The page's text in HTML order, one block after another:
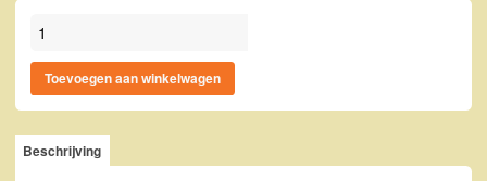
SanDisk Ultra Flair 64GB USB 3.0 aantal
Toevoegen aan winkelwagen
Beschrijving